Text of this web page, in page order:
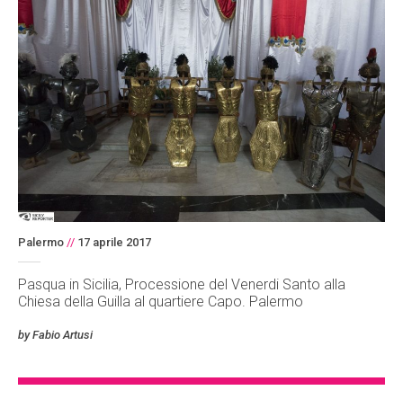
Palermo // 17 aprile 2017
Pasqua in Sicilia, Processione del Venerdi Santo alla
Chiesa della Guilla al quartiere Capo. Palermo
by Fabio Artusi